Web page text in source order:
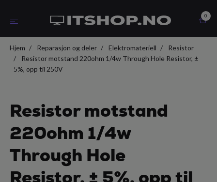
0
Hjem Reparasjon og deler Elektromateriell
Resistor
Resistor motstand 220ohm 1/4w Through Hole Resistor, ±
5%, opp til 250V
Resistor motstand
220ohm 1/4w
Through Hole
Resistor, ± 5%, opp til